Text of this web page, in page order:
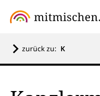
zurück zu: K